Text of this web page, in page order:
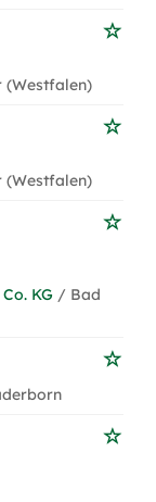
(Westfalen)
(Westfalen)
KG / Bad